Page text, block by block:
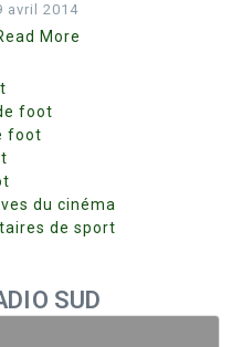
avril 2014
More
foot
foot
du cinéma
de sport
SUD